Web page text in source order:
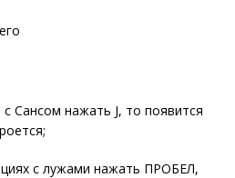
Сансом нажать J, то появится
с лужами нажать ПРОБЕЛ,